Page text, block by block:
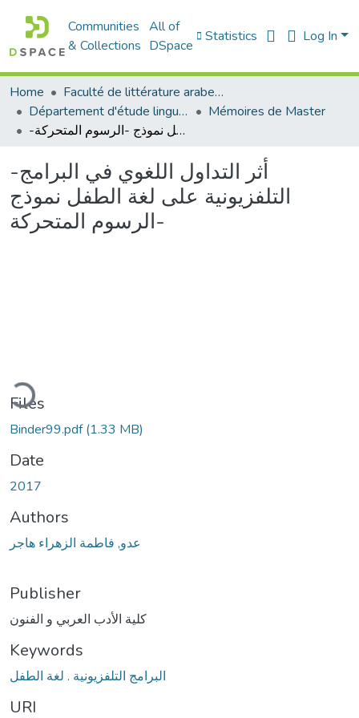
Communities
& Collections
All of
DSpace
Statistics Log In
Home
Faculté de littérature arabe et des arts
Département d'étude linguistique
Mémoires de Master
-أثر التداول اللغوي في البرامج التلفزيونية على لغة الطفل نموذج -الرسوم المتحركة
-أثر التداول اللغوي في البرامج
التلفزيونية على لغة الطفل نموذج
-الرسوم المتحركة
Files
Binder99.pdf(1.33 MB)
Date
2017
Authors
عدو, فاطمة الزهراء هاجر
Publisher
كلية الأدب العربي و الفنون
Keywords
البرامج التلفزيونية . لغة الطفل
URI